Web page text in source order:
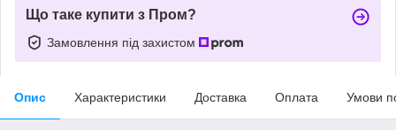
Що таке купити з Пром?
Замовлення під захистом
Опис Характеристики Доставка Оплата Умови